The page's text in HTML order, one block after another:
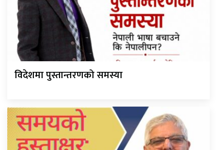
विदेशमा पुस्तान्तरणको समस्या